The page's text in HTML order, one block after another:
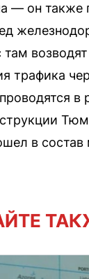
— он также
там
трафика
в
в состав